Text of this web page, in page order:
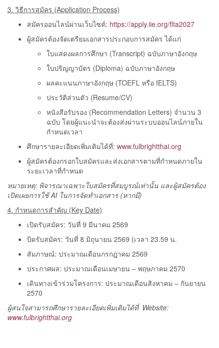
3. วิธีการสมัคร (Application Process)
สมัครออนไลน์ผ่านเว็บไซต์: https://apply.iie.org/flta2027
ผู้สมัครต้องจัดเตรียมเอกสารประกอบการสมัคร ได้แก่
ใบแสดงผลการศึกษา (Transcript) ฉบับภาษาอังกฤษ
ใบปริญญาบัตร (Diploma) ฉบับภาษาอังกฤษ
ผลคะแนนภาษาอังกฤษ (TOEFL หรือ IELTS)
ประวัติส่วนตัว (Resume/CV)
หนังสือรับรอง (Recommendation Letters) จำนวน 3
ฉบับ โดยผู้แนะนำจะต้องส่งผ่านระบบออนไลน์ภายใน
กำหนดเวลา
ศึกษารายละเอียดเพิ่มเติมได้ที่: www.fulbrightthai.org
ผู้สมัครต้องกรอกใบสมัครและส่งเอกสารตามที่กำหนดภายใน
ระยะเวลาที่กำหนด
หมายเหตุ: พิจารณาเฉพาะใบสมัครที่สมบูรณ์เท่านั้น และผู้สมัครต้อง
เปิดเผยการใช้ AI ในการจัดทำเอกสาร (หากมี)
4. กำหนดการสำคัญ (Key Date)
เปิดรับสมัคร: วันที่ 9 มีนาคม 2569
ปิดรับสมัคร: วันที่ 8 มิถุนายน 2569 (เวลา 23.59 น.
สัมภาษณ์: ประมาณเดือนกรกฎาคม 2569
ประกาศผล: ประมาณเดือนเมษายน – พฤษภาคม 2570
เดินทางเข้าร่วมโครงการ: ประมาณเดือนสิงหาคม – กันยายน
2570
ผู้สนใจสามารถศึกษารายละเอียดเพิ่มเติมได้ที่ Website:
www.fulbrightthai.org